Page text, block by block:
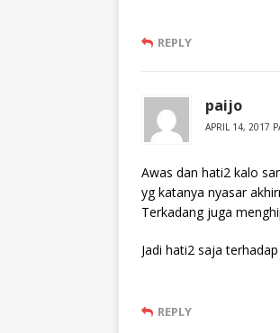
REPLY
paijo
APRIL 14, 2017
Awas dan hati2 kalo
yg katanya nyasar
Terkadang juga
Jadi hati2 saja
REPLY